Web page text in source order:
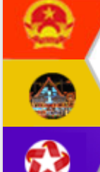
Tập huấn ứng dụng trí
trong thương mại điện
Đoàn đại biểu Quốc hội
trao đổi thông tin trước
nhất, Quốc hội khóa XVI
Quyết liệt cải cách hành
thông nguồn lực phát
Nâng cao hiệu lực, hiệu
tỉnh thông qua hiện đại
Xã Ea Phê gắn cải cách
chuyển đổi số